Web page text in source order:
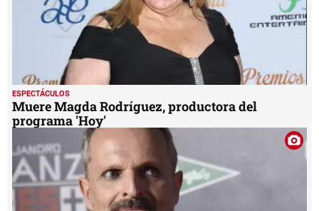
ESPECTÁCULOS
Muere Magda Rodríguez, productora del
programa 'Hoy'